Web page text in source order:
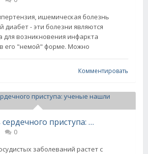
ишемическая болезнь
диабет - эти болезни являются
для возникновения инфаркта
его "немой" форме. Можно
Комментировать
Как избежать сердечного приступа: ученые нашли решение
0
заболеваний растет с